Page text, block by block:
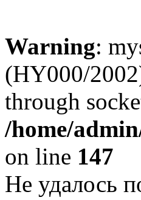
Warning:
(HY000/
through
/home/
on line 147
Не удалось